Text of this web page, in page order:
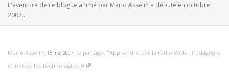
L'aventure de ce blogue animé par Mario Asselin a débuté en octobre
2002...
Mario Asselin, 15 mai 2007, Je partage, "Apprendre par la radio Web", Pédagogie
et nouvelles technologies, 0